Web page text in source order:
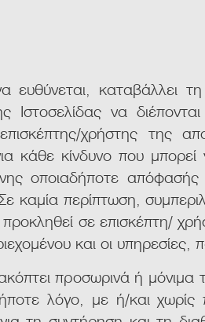
ευθύνεται, καταβάλλει
να
χρήστης της
κάθε κίνδυνο που
οποιαδήποτε
καμία περίπτωση,
προκληθεί σε επισκέπτη/
και οι
προσωρινά ή
λόγο, με ή/και χωρίς